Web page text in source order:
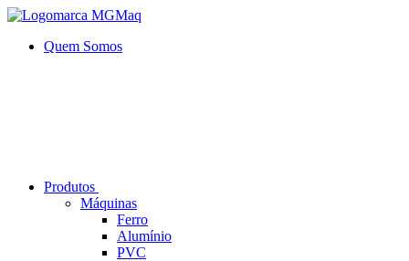
Quem Somos
Produtos
Máquinas
Ferro
Alumí­nio
PVC